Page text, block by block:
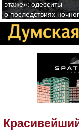
этаже»: одесситы
о последствиях